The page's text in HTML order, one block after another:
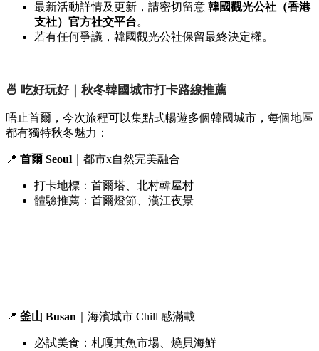
最新活動詳情及更新，請密切留意 韓國觀光公社（香港
支社）官方社交平台。
若有任何爭議，韓國觀光公社保留最終決定權。
🍜 吃好玩好｜秋冬韓國城市打卡路線推薦
唔止首爾，今次旅程可以集點式暢遊多個韓國城市，每個地區
都有獨特秋冬魅力：
📍 首爾 Seoul ｜都市x自然完美融合
打卡地標：首爾塔、北村韓屋村
體驗推薦：首爾燈節、漢江夜景
📍 釜山 Busan ｜海濱城市 Chill 感滿載
必試美食：札嘎其魚市場、燒貝海鮮